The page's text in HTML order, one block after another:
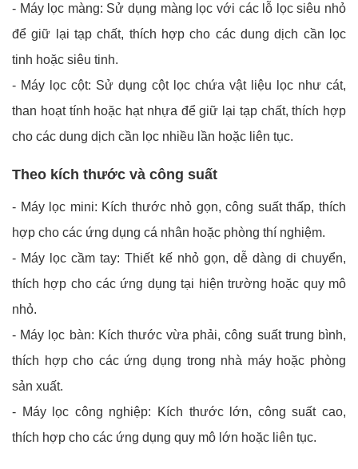
- Máy lọc màng: Sử dụng màng lọc với các lỗ lọc siêu nhỏ
để giữ lại tạp chất, thích hợp cho các dung dịch cần lọc
tinh hoặc siêu tinh.
- Máy lọc cột: Sử dụng cột lọc chứa vật liệu lọc như cát,
than hoạt tính hoặc hạt nhựa để giữ lại tạp chất, thích hợp
cho các dung dịch cần lọc nhiều lần hoặc liên tục.
Theo kích thước và công suất
- Máy lọc mini: Kích thước nhỏ gọn, công suất thấp, thích
hợp cho các ứng dụng cá nhân hoặc phòng thí nghiệm.
- Máy lọc cầm tay: Thiết kế nhỏ gọn, dễ dàng di chuyển,
thích hợp cho các ứng dụng tại hiện trường hoặc quy mô
nhỏ.
- Máy lọc bàn: Kích thước vừa phải, công suất trung bình,
thích hợp cho các ứng dụng trong nhà máy hoặc phòng
sản xuất.
- Máy lọc công nghiệp: Kích thước lớn, công suất cao,
thích hợp cho các ứng dụng quy mô lớn hoặc liên tục.